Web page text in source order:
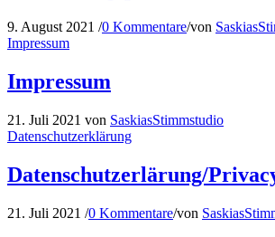
9. August 2021 /0 Kommentare/von
Impressum
Impressum
21. Juli 2021 von SaskiasStimmstudio
Datenschutzerklärung
Datenschutzerlärung/
21. Juli 2021 /0 Kommentare/von